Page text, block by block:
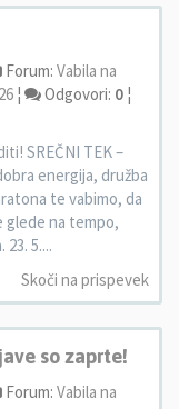
Forum: Vabila na
¦ Odgovori: 0 ¦
SREČNI TEK –
energija, družba
te vabimo, da
glede na tempo,
5....
Skoči na prispevek
so zaprte!
Forum: Vabila na